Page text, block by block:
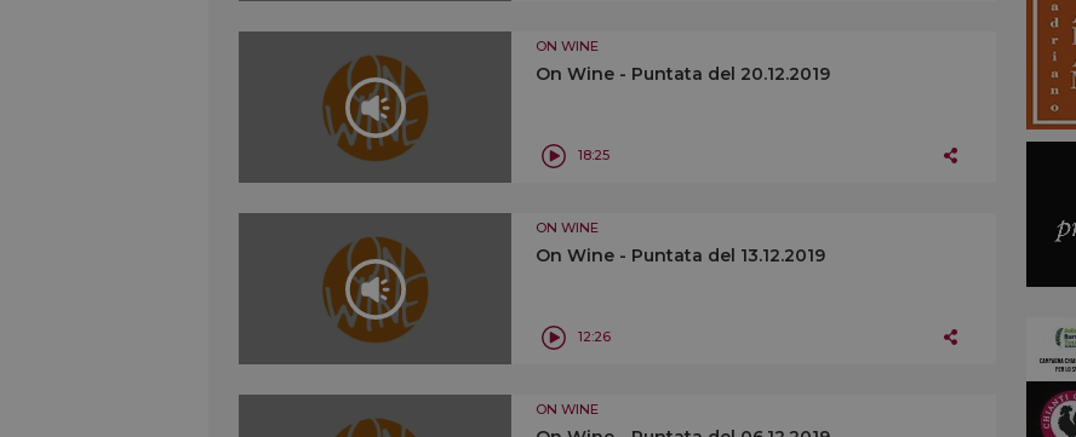
ON WINE
On Wine - Puntata del 20.12.2019
18:25
ON WINE
On Wine - Puntata del 13.12.2019
12:26
ON WINE